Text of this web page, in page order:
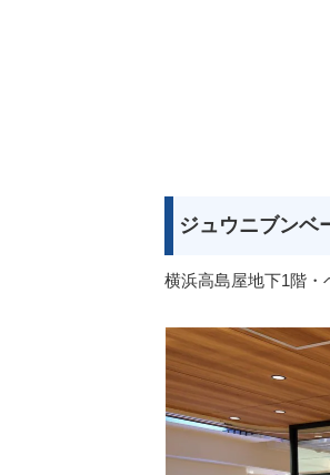
ジュウニブンベ
横浜高島屋地下1階・